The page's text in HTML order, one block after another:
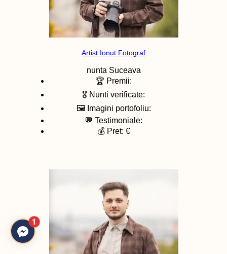
Artist Ionut Fotograf
nunta Suceava
🏆 Premii:
🎖️ Nunti verificate:
🖼️ Imagini portofoliu:
💬 Testimoniale:
💰 Pret: €